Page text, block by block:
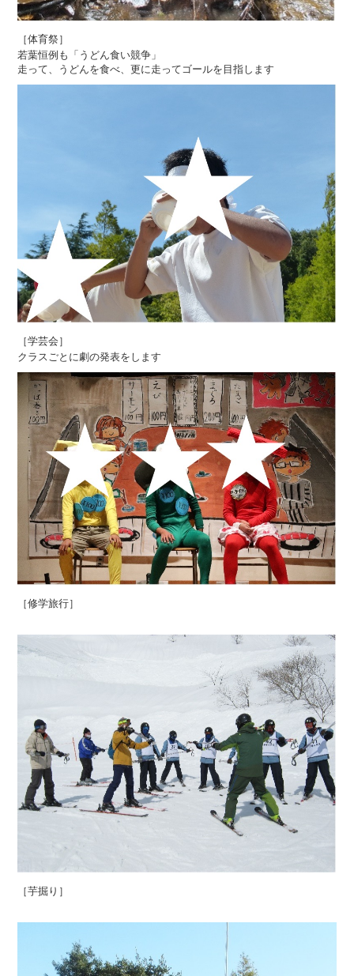
［体育祭］
若葉恒例も「うどん食い競争」
走って、うどんを食べ、更に走ってゴールを目指します
［学芸会］
クラスごとに劇の発表をします
［修学旅行］
［芋掘り］